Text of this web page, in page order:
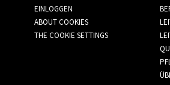
EINLOGGEN
ABOUT COOKIES
THE COOKIE SETTINGS